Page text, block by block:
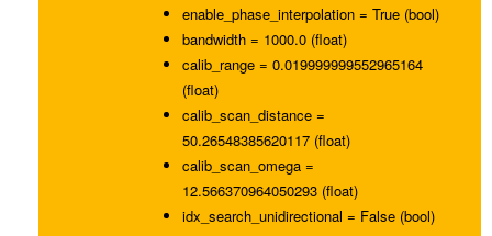
enable_phase_interpolation = True (bool)
bandwidth = 1000.0 (float)
calib_range = 0.019999999552965164
(float)
calib_scan_distance =
50.26548385620117 (float)
calib_scan_omega =
12.566370964050293 (float)
idx_search_unidirectional = False (bool)